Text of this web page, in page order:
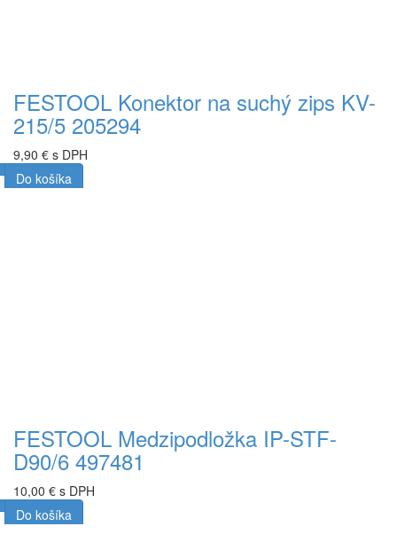
FESTOOL Konektor na suchý zips KV-
215/5 205294
9,90 € s DPH
Do košíka
FESTOOL Medzipodložka IP-STF-
D90/6 497481
10,00 € s DPH
Do košíka